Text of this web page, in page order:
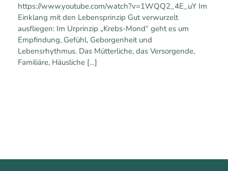
https://www.youtube.com/watch?v=1WQQ2_4E_uY Im
Einklang mit den Lebensprinzip Gut verwurzelt
ausfliegen: Im Urprinzip „Krebs-Mond“ geht es um
Empfindung, Gefühl, Geborgenheit und
Lebensrhythmus. Das Mütterliche, das Versorgende,
Familiäre, Häusliche […]